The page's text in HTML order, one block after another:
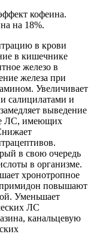
кофеина.
на 18%.
в крови
в кишечнике
железо в
железа при
Увеличивает
салицилатами и
выведение
ЛС, имеющих
в свою очередь
в организме.
хронотропное
примидон повышают
Уменьшает
ЛС
канальцевую